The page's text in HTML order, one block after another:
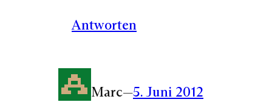
Antworten
Marc—5. Juni 2012